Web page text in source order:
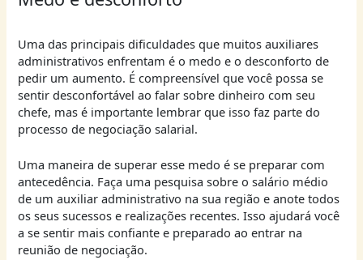
Uma das principais dificuldades que muitos auxiliares
administrativos enfrentam é o medo e o desconforto de
pedir um aumento. É compreensível que você possa se
sentir desconfortável ao falar sobre dinheiro com seu
chefe, mas é importante lembrar que isso faz parte do
processo de negociação salarial.
Uma maneira de superar esse medo é se preparar com
antecedência. Faça uma pesquisa sobre o salário médio
de um auxiliar administrativo na sua região e anote todos
os seus sucessos e realizações recentes. Isso ajudará você
a se sentir mais confiante e preparado ao entrar na
reunião de negociação.